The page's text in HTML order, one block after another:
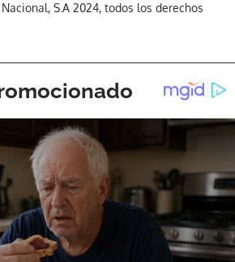
a nuestro boletín.
S.A 2024, todos los derechos